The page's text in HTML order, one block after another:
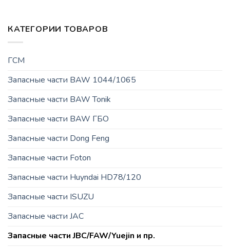
КАТЕГОРИИ ТОВАРОВ
ГСМ
Запасные части BAW 1044/1065
Запасные части BAW Tonik
Запасные части BAW ГБО
Запасные части Dong Feng
Запасные части Foton
Запасные части Huyndai HD78/120
Запасные части ISUZU
Запасные части JAC
Запасные части JBC/FAW/Yuejin и пр.